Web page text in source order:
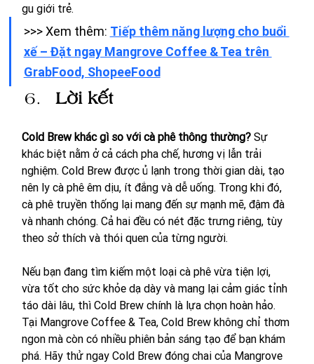
gu giới trẻ.
>>> Xem thêm: Tiếp thêm năng lượng cho buổi
xế – Đặt ngay Mangrove Coffee & Tea trên
GrabFood, ShopeeFood
Lời kết
Cold Brew khác gì so với cà phê thông thường? Sự
khác biệt nằm ở cả cách pha chế, hương vị lẫn trải
nghiệm. Cold Brew được ủ lạnh trong thời gian dài, tạo
nên ly cà phê êm dịu, ít đắng và dễ uống. Trong khi đó,
cà phê truyền thống lại mang đến sự mạnh mẽ, đậm đà
và nhanh chóng. Cả hai đều có nét đặc trưng riêng, tùy
theo sở thích và thói quen của từng người.
Nếu bạn đang tìm kiếm một loại cà phê vừa tiện lợi,
vừa tốt cho sức khỏe dạ dày và mang lại cảm giác tỉnh
táo dài lâu, thì Cold Brew chính là lựa chọn hoàn hảo.
Tại Mangrove Coffee & Tea, Cold Brew không chỉ thơm
ngon mà còn có nhiều phiên bản sáng tạo để bạn khám
phá. Hãy thử ngay Cold Brew đóng chai của Mangrove